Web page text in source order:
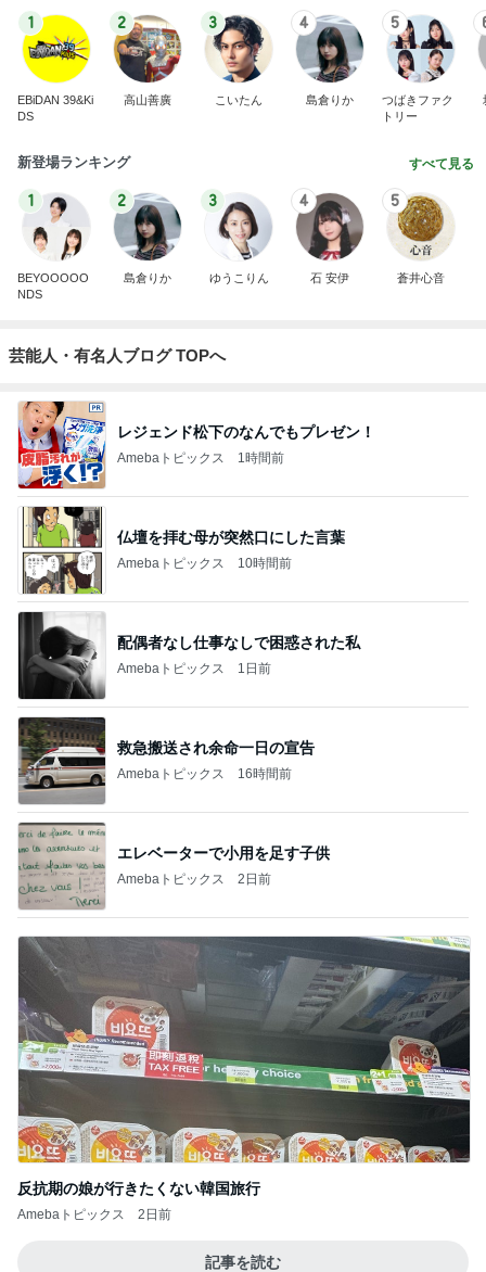
1
EBiDAN 39&Ki
DS
2
高山善廣
3
こいたん
4
島倉りか
5
つばきファク
トリー
新登場ランキング すべて見る
1
BEYOOOOO
NDS
2
島倉りか
3
ゆうこりん
4
石 安伊
5
蒼井心音
芸能人・有名人ブログ TOPへ
レジェンド松下のなんでもプレゼン！
Amebaトピックス 1時間前
仏壇を拝む母が突然口にした言葉
Amebaトピックス 10時間前
配偶者なし仕事なしで困惑された私
Amebaトピックス 1日前
救急搬送され余命一日の宣告
Amebaトピックス 16時間前
エレベーターで小用を足す子供
Amebaトピックス 2日前
反抗期の娘が行きたくない韓国旅行
Amebaトピックス 2日前
記事を読む